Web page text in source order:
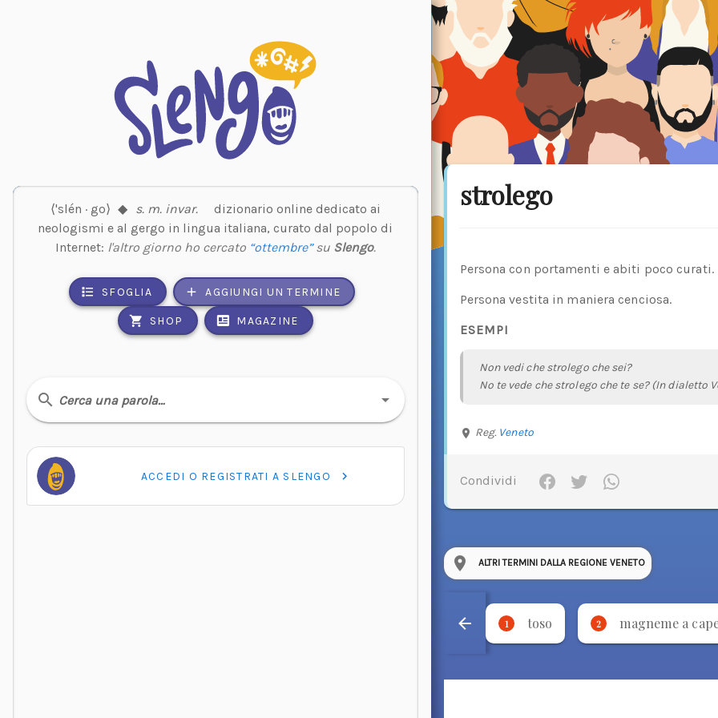
⟨'slén · go⟩ ◆ s. m. invar.
dizionario online dedicato ai
neologismi e al gergo in lingua italiana, curato dal popolo di
Internet: l'altro giorno ho cercato “ottembre”su Slengo.
SFOGLIA AGGIUNGI UN TERMINE
SHOP MAGAZINE
Cerca una parola…
ACCEDI O REGISTRATI A SLENGO
strolego
Persona con portamenti e abiti poco curati.
Persona vestita in maniera cenciosa.
ESEMPI
Non vedi che strolego che sei?
No te vede che strolego che te se? (In dialetto
Reg. Veneto
Condividi
ALTRI TERMINI DALLA REGIONE VENETO
1 toso 2 magneme a